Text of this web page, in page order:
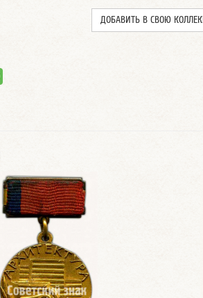
ДОБАВИТЬ В СВОЮ